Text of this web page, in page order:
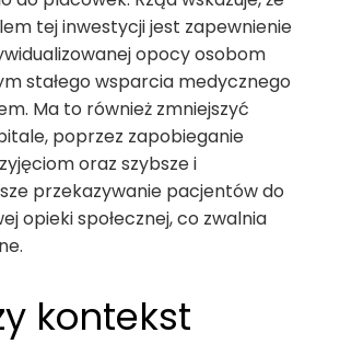
tej inwestycji jest zapewnienie
opocy osobom
stałego wsparcia medycznego
Ma to również zmniejszyć
poprzez zapobieganie
oraz szybsze i
przekazywanie pacjentów do
opieki społecznej, co zwalnia
kontekst